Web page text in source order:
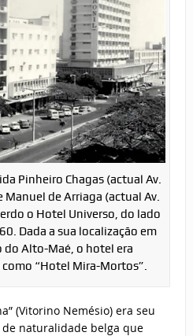
Pinheiro Chagas (actual Av.
Manuel de Arriaga (actual Av.
o Hotel Universo, do lado
Dada a sua localização em
do Alto-Maé, o hotel era
“Hotel Mira-Mortos”.
(Vitorino Nemésio) era seu
naturalidade belga que